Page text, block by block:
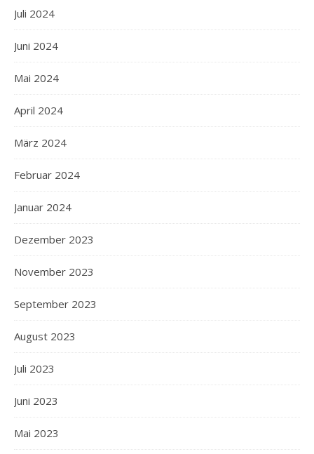
Juli 2024
Juni 2024
Mai 2024
April 2024
März 2024
Februar 2024
Januar 2024
Dezember 2023
November 2023
September 2023
August 2023
Juli 2023
Juni 2023
Mai 2023